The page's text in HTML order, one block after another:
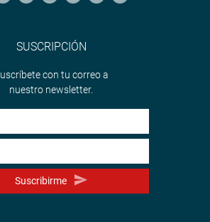
SUSCRIPCIÓN
con tu correo a
nuestro newsletter.
Suscribirme